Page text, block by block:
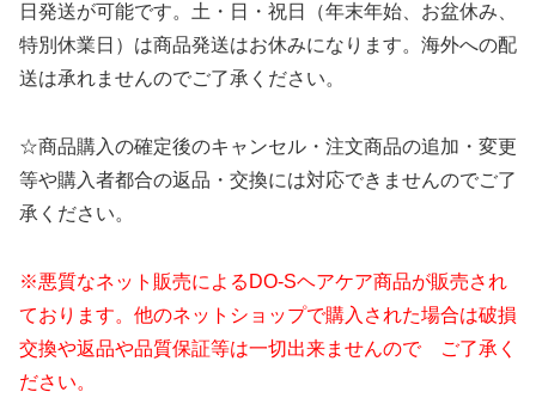
日発送が可能です。土・日・祝日（年末年始、お盆休み、
特別休業日）は商品発送はお休みになります。海外への配
送は承れませんのでご了承ください。
☆商品購入の確定後のキャンセル・注文商品の追加・変更
等や購入者都合の返品・交換には対応できませんのでご了
承ください。
※悪質なネット販売によるDO-Sヘアケア商品が販売され
ております。他のネットショップで購入された場合は破損
交換や返品や品質保証等は一切出来ませんので ご了承く
ださい。